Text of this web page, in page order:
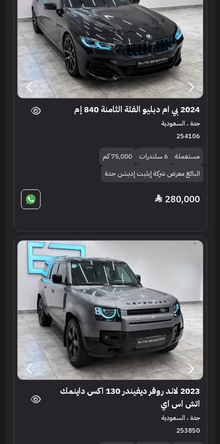
2024 بي ام دبليو الفئة الثامنة 840 إم
جدة ، السعودية
254106
مستعملة 6 سلندرات
75,000 كم
البائع معرض شركة إيليت إديشن جدة
280,000
2023 لاند روفر ديفيندر 130 اكس داينمك
اتش اس اي
جدة ، السعودية
253850